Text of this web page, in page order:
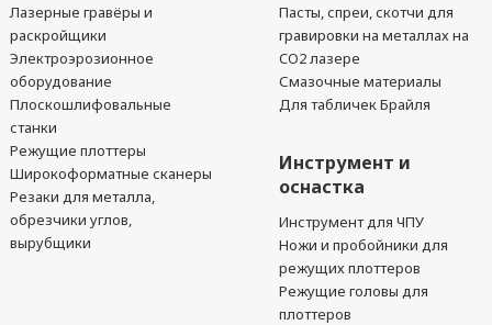
Лазерные гравёры и
раскройщики
Электроэрозионное
оборудование
Плоскошлифовальные
станки
Режущие плоттеры
Широкоформатные сканеры
Резаки для металла,
обрезчики углов,
вырубщики
Пасты, спреи, скотчи для
гравировки на металлах на
CO2 лазере
Смазочные материалы
Для табличек Брайля
Инструмент и
оснастка
Инструмент для ЧПУ
Ножи и пробойники для
режущих плоттеров
Режущие головы для
плоттеров